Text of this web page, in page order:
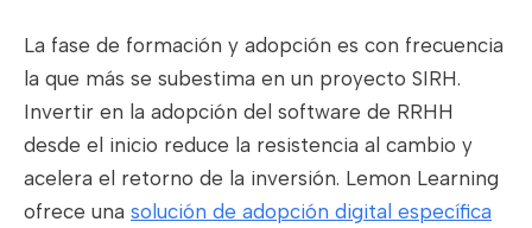
La fase de formación y adopción es con frecuencia
la que más se subestima en un proyecto SIRH.
Invertir en la adopción del software de RRHH
desde el inicio reduce la resistencia al cambio y
acelera el retorno de la inversión. Lemon Learning
ofrece una solución de adopción digital específica